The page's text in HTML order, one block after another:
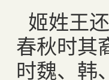
姬姓王
春秋时其
时魏、韩